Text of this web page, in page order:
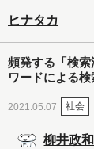
ヒナタカ
頻発する「検
ワードによる
2021.05.07 社会
柳井政和